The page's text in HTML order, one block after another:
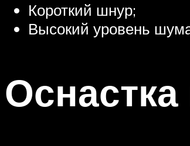
Короткий шнур;
Высокий уровень